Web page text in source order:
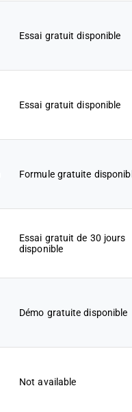
Essai gratuit disponible
Essai gratuit disponible
Formule gratuite
Essai gratuit de 30 jours
disponible
Démo gratuite disponible
Not available